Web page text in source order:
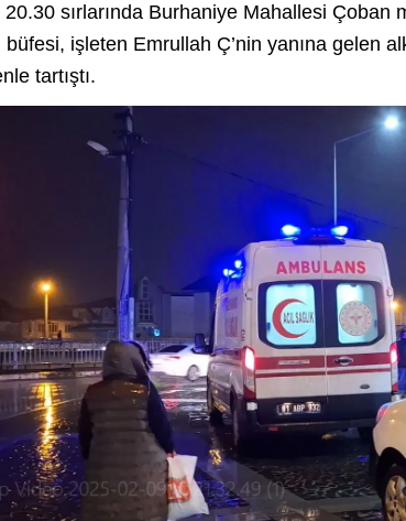
20.30 sırlarında Burhaniye Mahallesi
büfesi, işleten Emrullah Ç’nin yanına gelen
tartıştı.